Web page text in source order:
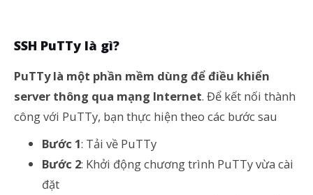
SSH PuTTy là gì?
PuTTy là một phần mềm dùng để điều khiển
server thông qua mạng Internet. Để kết nối thành
công với PuTTy, bạn thực hiện theo các bước sau
Bước 1: Tải về PuTTy
Bước 2: Khởi động chương trình PuTTy vừa cài
đặt